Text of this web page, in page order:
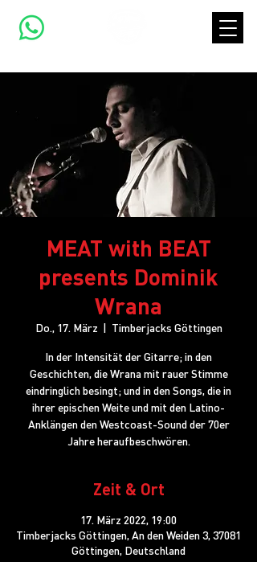
MEAT with BEAT
presents Dominik
Wrana
Do., 17. März
  |
Timberjacks Göttingen
In der Intensität der Gitarre; in den
Geschichten, die Wrana mit rauer Stimme
eindringlich besingt; und in den Songs, die in
ihrer epischen Weite und mit den Latino-
Anklängen den Westcoast-Sound der 70er
Jahre heraufbeschwören.
Zeit & Ort
17. März 2022, 19:00
Timberjacks Göttingen, An den Weiden 3, 37081
Göttingen, Deutschland